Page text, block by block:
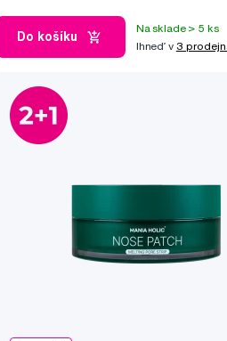
Do košíku
Na sklade > 5 ks
Ihneď v 3